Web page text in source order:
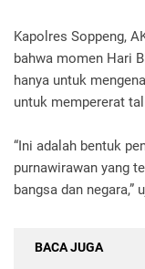
Kapolres Soppeng,
bahwa momen Hari
hanya untuk
untuk mempererat
“Ini adalah bentuk
purnawirawan yang
bangsa dan negara,”
BACA JUGA